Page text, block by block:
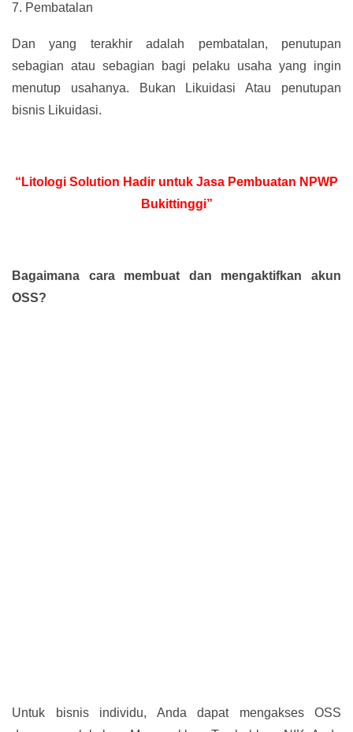
7. Pembatalan
Dan yang terakhir adalah pembatalan, penutupan
sebagian atau sebagian bagi pelaku usaha yang ingin
menutup usahanya. Bukan Likuidasi Atau penutupan
bisnis Likuidasi.
“Litologi Solution Hadir untuk Jasa Pembuatan NPWP
Bukittinggi”
Bagaimana cara membuat dan mengaktifkan akun
OSS?
Untuk bisnis individu, Anda dapat mengakses OSS